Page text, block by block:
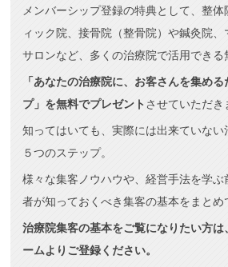
メンバーシップ登録の特典として、整
ィック院、接骨院（整骨院）や鍼灸院
サロンなど、多くの治療院で活用できる
「あなたの治療院に、お客さんを集め
プ」を無料でプレゼント させていただき
知ってはいても、実際には出来ていな
５つのステップ。
様々な集客ノウハウや、経営手法を学
者が知っておくべき集客の基本をまとめ
治療院集客の基本をご覧になりたい方は
ームよりご登録ください。